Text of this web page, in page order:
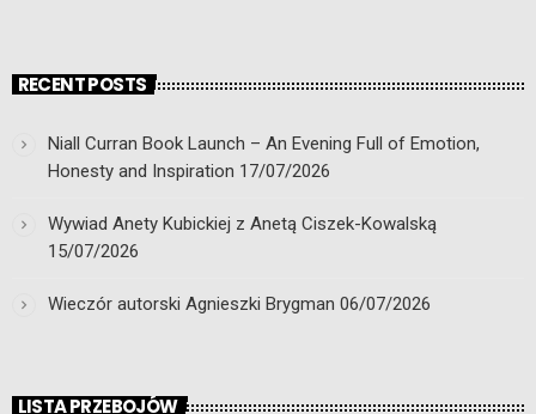
RECENT POSTS
Niall Curran Book Launch – An Evening Full of Emotion,
Honesty and Inspiration 17/07/2026
Wywiad Anety Kubickiej z Anetą Ciszek-Kowalską
15/07/2026
Wieczór autorski Agnieszki Brygman 06/07/2026
LISTA PRZEBOJÓW